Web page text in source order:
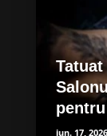
iun. 17, 2026